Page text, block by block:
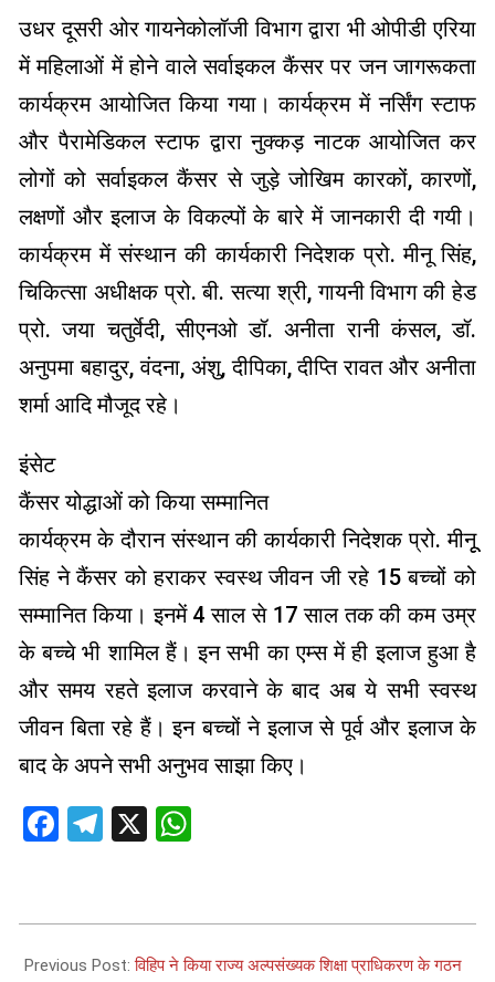
उधर दूसरी ओर गायनेकोलॉजी विभाग द्वारा भी ओपीडी एरिया
में महिलाओं में होने वाले सर्वाइकल कैंसर पर जन जागरूकता
कार्यक्रम आयोजित किया गया। कार्यक्रम में नर्सिंग स्टाफ
और पैरामेडिकल स्टाफ द्वारा नुक्कड़ नाटक आयोजित कर
लोगों को सर्वाइकल कैंसर से जुड़े जोखिम कारकों, कारणों,
लक्षणों और इलाज के विकल्पों के बारे में जानकारी दी गयी।
कार्यक्रम में संस्थान की कार्यकारी निदेशक प्रो. मीनू सिंह,
चिकित्सा अधीक्षक प्रो. बी. सत्या श्री, गायनी विभाग की हेड
प्रो. जया चतुर्वेदी, सीएनओ डॉ. अनीता रानी कंसल, डॉ.
अनुपमा बहादुर, वंदना, अंशु, दीपिका, दीप्ति रावत और अनीता
शर्मा आदि मौजूद रहे।
इंसेट
कैंसर योद्धाओं को किया सम्मानित
कार्यक्रम के दौरान संस्थान की कार्यकारी निदेशक प्रो. मीनूू
सिंह ने कैंसर को हराकर स्वस्थ जीवन जी रहे 15 बच्चों को
सम्मानित किया। इनमें 4 साल से 17 साल तक की कम उम्र
के बच्चे भी शामिल हैं। इन सभी का एम्स में ही इलाज हुआ है
और समय रहते इलाज करवाने के बाद अब ये सभी स्वस्थ
जीवन बिता रहे हैं। इन बच्चों ने इलाज से पूर्व और इलाज के
बाद के अपने सभी अनुभव साझा किए।
Facebook
Telegram
X
02-
Previous Post:विहिप ने किया राज्य अल्पसंख्यक शिक्षा प्राधिकरण के गठन